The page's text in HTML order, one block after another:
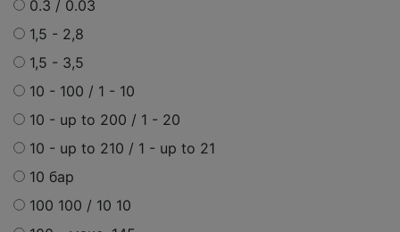
0.3 / 0.03
1,5 - 2,8
1,5 - 3,5
10 - 100 / 1 - 10
10 - up to 200 / 1 - 20
10 - up to 210 / 1 - up to 21
10 бар
100 100 / 10 10